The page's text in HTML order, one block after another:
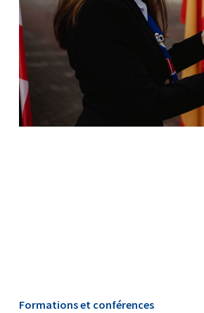
Formations et conférences